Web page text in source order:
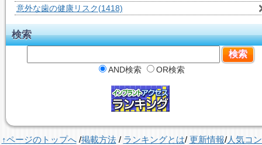
意外な歯の健康リスク(1418)
検索
AND検索 OR検索
↑ページのトップへ/掲載方法/ ランキングとは/ 更新情報/人気コ